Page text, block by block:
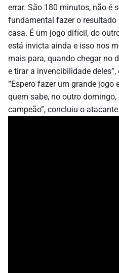
errar. São 180 minutos, não é
fundamental fazer o
casa. É um jogo difícil, do
está invicta ainda e isso nos
mais para, quando chegar no
e tirar a invencibilidade deles”,
“Espero fazer um grande jogo
quem sabe, no outro domingo,
campeão”, concluiu o